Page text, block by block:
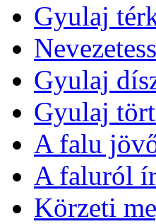
Gyulaj
Gyulaj
Gyulaj
A falu
A faluról
Körzeti